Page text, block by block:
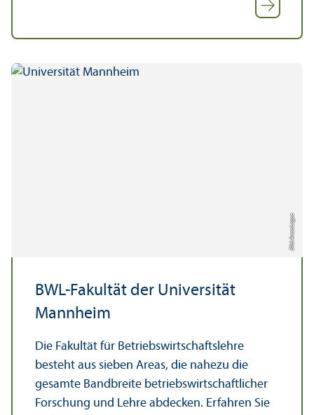
Bild: Anna Logue
BWL-Fakultät der Universität
Mannheim
Die Fakultät für Betriebs­wirtschafts­lehre
besteht aus sieben Areas, die nahezu die
gesamte Bandbreite betriebs­wirtschaft­licher
Forschung und Lehre abdecken. Erfahren Sie